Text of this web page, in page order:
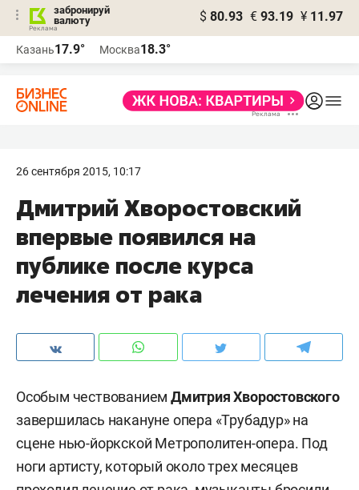
забронируй
валюту
$ 80.93 € 93.19 ¥ 11.97
Казань17.9° Москва18.3°
26 сентября 2015, 10:17
Дмитрий Хворостовский
впервые появился на
публике после курса
лечения от рака
Особым чествованием Дмитрия Хворостовского
завершилась накануне опера «Трубадур» на
сцене нью-йоркской Метрополитен-опера. Под
ноги артисту, который около трех месяцев